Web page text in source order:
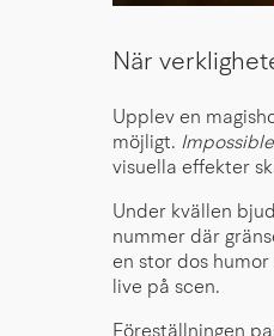
När
Upplev en
möjligt.
visuella effekter
Under kvällen
nummer där
en stor dos
live på scen.